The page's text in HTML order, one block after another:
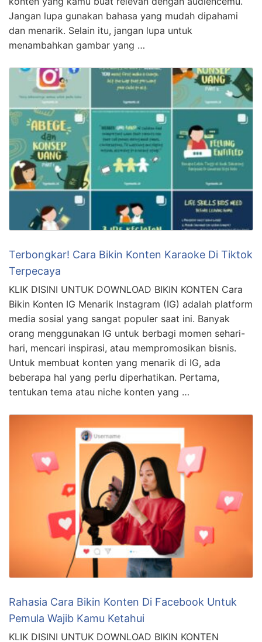
Jangan lupa gunakan bahasa yang mudah dipahami
dan menarik. Selain itu, jangan lupa untuk
menambahkan gambar yang …
Terbongkar! Cara Bikin Konten Karaoke Di Tiktok
Terpecaya
KLIK DISINI UNTUK DOWNLOAD BIKIN KONTEN Cara
Bikin Konten IG Menarik Instagram (IG) adalah platform
media sosial yang sangat populer saat ini. Banyak
orang menggunakan IG untuk berbagi momen sehari-
hari, mencari inspirasi, atau mempromosikan bisnis.
Untuk membuat konten yang menarik di IG, ada
beberapa hal yang perlu diperhatikan. Pertama,
tentukan tema atau niche konten yang …
Rahasia Cara Bikin Konten Di Facebook Untuk
Pemula Wajib Kamu Ketahui
KLIK DISINI UNTUK DOWNLOAD BIKIN KONTEN